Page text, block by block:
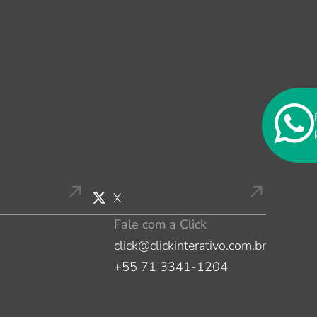
X
Fale com a Click
click@clickinterativo.com.br
+55 71 3341-1204